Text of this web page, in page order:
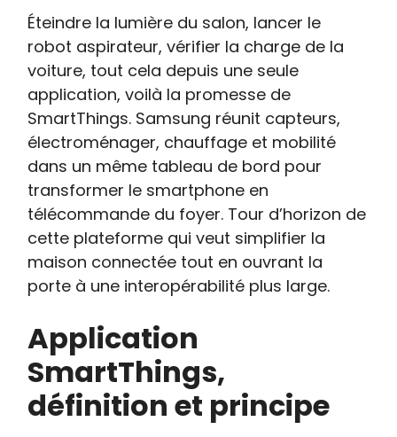
Éteindre la lumière du salon, lancer le
robot aspirateur, vérifier la charge de la
voiture, tout cela depuis une seule
application, voilà la promesse de
SmartThings. Samsung réunit capteurs,
électroménager, chauffage et mobilité
dans un même tableau de bord pour
transformer le smartphone en
télécommande du foyer. Tour d’horizon de
cette plateforme qui veut simplifier la
maison connectée tout en ouvrant la
porte à une interopérabilité plus large.
Application
SmartThings,
définition et principe